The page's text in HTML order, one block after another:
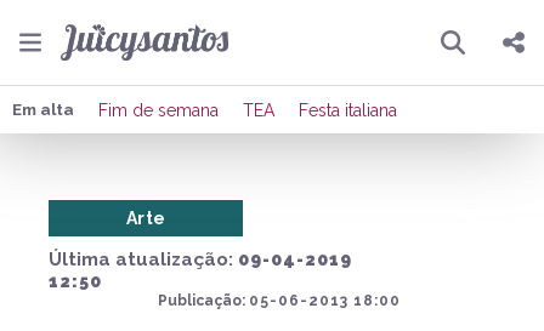
Pesquisar
Compartilhar
Em alta Fim de semana TEA Festa italiana
Última atualização: 09-04-2019
12:50
Publicação: 05-06-2013 18:00
Arte